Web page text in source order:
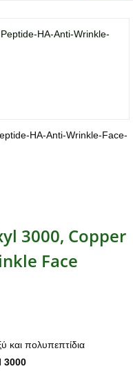
3000, Copper
Face
πολυπεπτίδια
3000